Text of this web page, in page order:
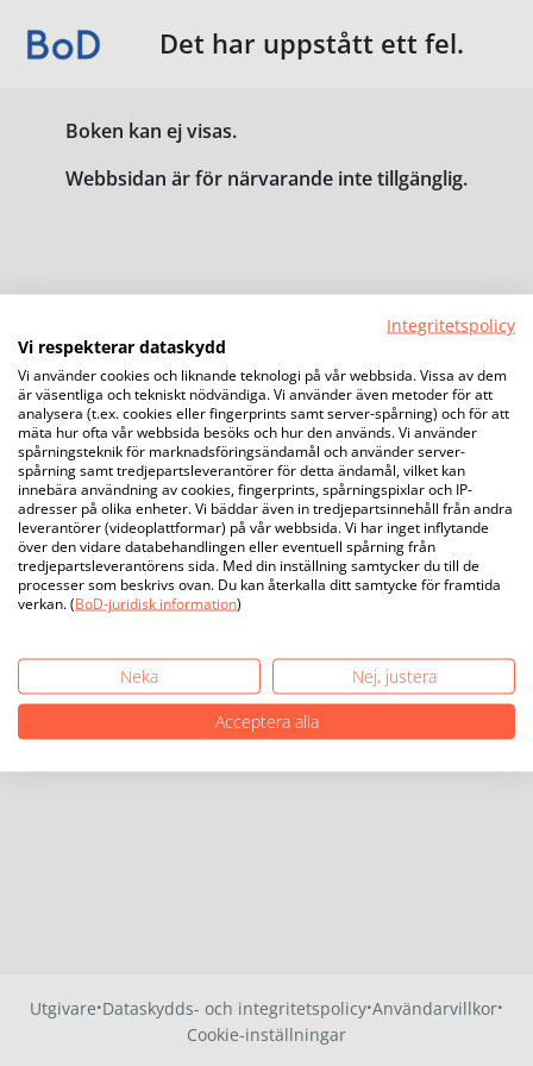
Det har uppstått ett fel.
Boken kan ej visas.
Webbsidan är för närvarande inte tillgänglig.
Utgivare·Dataskydds- och integritetspolicy·Användarvillkor·
Cookie-inställningar
Integritetspolicy
Vi respekterar dataskydd
Vi använder cookies och liknande teknologi på vår webbsida. Vissa av dem
är väsentliga och tekniskt nödvändiga. Vi använder även metoder för att
analysera (t.ex. cookies eller fingerprints samt server-spårning) och för att
mäta hur ofta vår webbsida besöks och hur den används. Vi använder
spårningsteknik för marknadsföringsändamål och använder server-
spårning samt tredjepartsleverantörer för detta ändamål, vilket kan
innebära användning av cookies, fingerprints, spårningspixlar och IP-
adresser på olika enheter. Vi bäddar även in tredjepartsinnehåll från andra
leverantörer (videoplattformar) på vår webbsida. Vi har inget inflytande
över den vidare databehandlingen eller eventuell spårning från
tredjepartsleverantörens sida. Med din inställning samtycker du till de
processer som beskrivs ovan. Du kan återkalla ditt samtycke för framtida
verkan. (BoD-juridisk information)
Neka
Nej, justera
Acceptera alla